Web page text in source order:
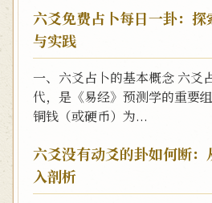
六爻免费占卜每日一卦：
与实践
一、六爻占卜的基本概念 六爻
代，是《易经》预测学的重要
铜钱（或硬币）为...
六爻没有动爻的卦如何断
入剖析